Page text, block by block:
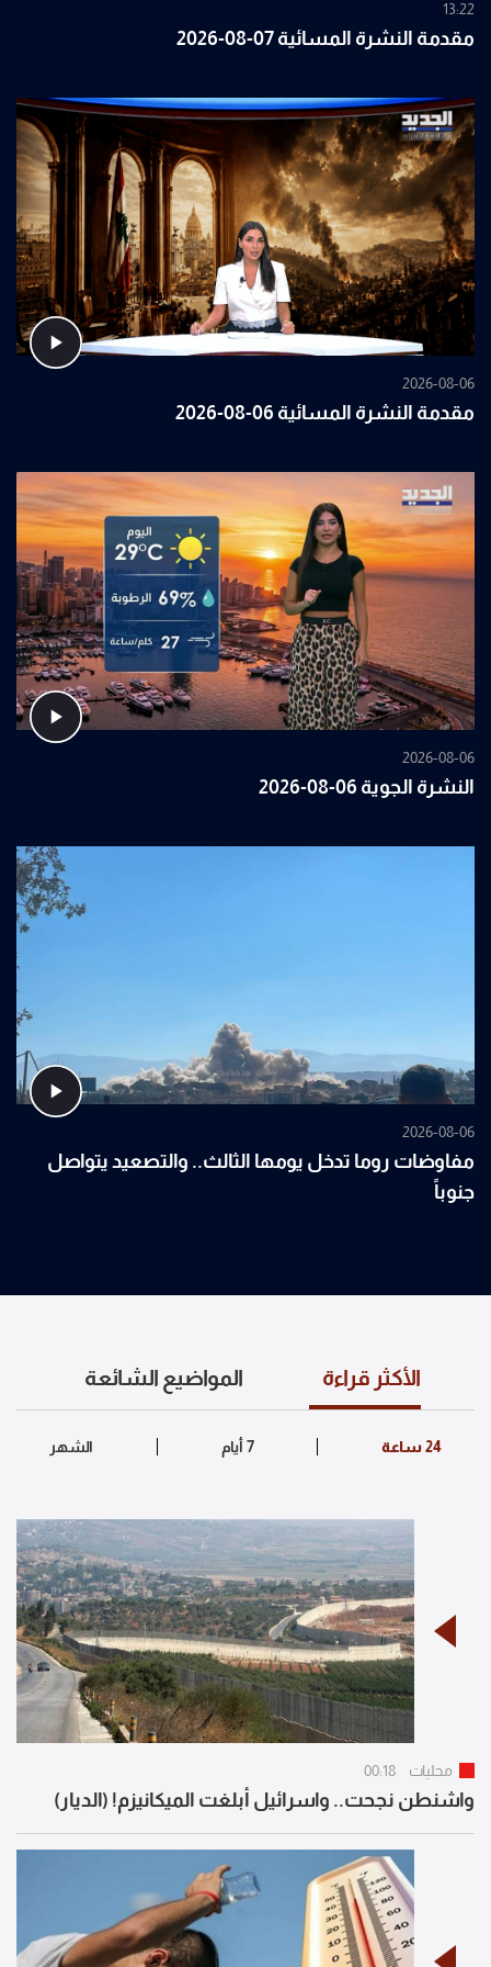
13:22
مقدمة النشرة المسائية 07-08-2026
2026-08-06
مقدمة النشرة المسائية 06-08-2026
2026-08-06
النشرة الجوية 06-08-2026
2026-08-06
مفاوضات روما تدخل يومها الثالث.. والتصعيد يتواصل
جنوباً
الأكثر قراءة المواضيع الشائعة
محليات 00:18
واشنطن نجحت.. واسرائيل أبلغت الميكانيزم! (الديار)